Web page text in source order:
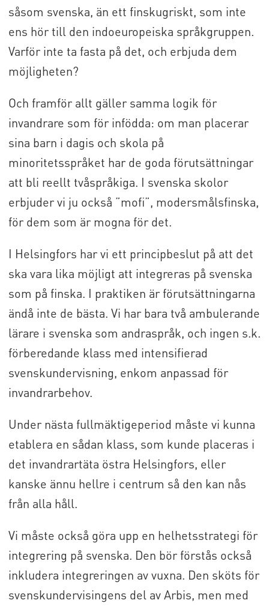
såsom svenska, än ett finskugriskt, som inte
ens hör till den indoeuropeiska språkgruppen.
Varför inte ta fasta på det, och erbjuda dem
möjligheten?
Och framför allt gäller samma logik för
invandrare som för infödda: om man placerar
sina barn i dagis och skola på
minoritetsspråket har de goda förutsättningar
att bli reellt tvåspråkiga. I svenska skolor
erbjuder vi ju också ”mofi”, modersmålsfinska,
för dem som är mogna för det.
I Helsingfors har vi ett principbeslut på att det
ska vara lika möjligt att integreras på svenska
som på finska. I praktiken är förutsättningarna
ändå inte de bästa. Vi har bara två ambulerande
lärare i svenska som andraspråk, och ingen s.k.
förberedande klass med intensifierad
svenskundervisning, enkom anpassad för
invandrarbehov.
Under nästa fullmäktigeperiod måste vi kunna
etablera en sådan klass, som kunde placeras i
det invandrartäta östra Helsingfors, eller
kanske ännu hellre i centrum så den kan nås
från alla håll.
Vi måste också göra upp en helhetsstrategi för
integrering på svenska. Den bör förstås också
inkludera integreringen av vuxna. Den sköts för
svenskundervisingens del av Arbis, men med